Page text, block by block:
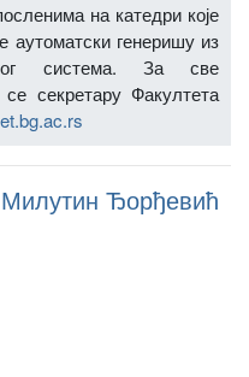
на катедри које
аутоматски генеришу из
система. За све
секретару Факултета
Ђорђевић